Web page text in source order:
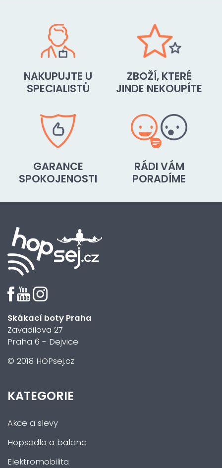
NAKUPUJTE U
SPECIALISTŮ
ZBOŽÍ, KTERÉ
JINDE NEKOUPÍTE
GARANCE
SPOKOJENOSTI
RÁDI VÁM
PORADÍME
Skákací boty Praha
Zavadilova 27
Praha 6 - Dejvice
© 2018 HOPsej.cz
KATEGORIE
Akce a slevy
Hopsadla a balanc
Elektromobilita